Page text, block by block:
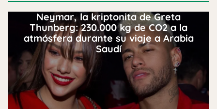
Neymar, la kriptonita de Greta
Thunberg: 230.000 kg de CO2 a la
atmósfera durante su viaje a Arabia
Saudí